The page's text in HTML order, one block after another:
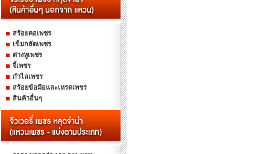
สร้อยคอเพชร
เข็มกลัดเพชร
ต่างหูเพชร
จี้เพชร
กำไลเพชร
สร้อยข้อมือและเหรดเพชร
สินค้าอื่นๆ